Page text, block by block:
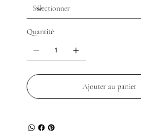
Quantité
Ajouter au panier